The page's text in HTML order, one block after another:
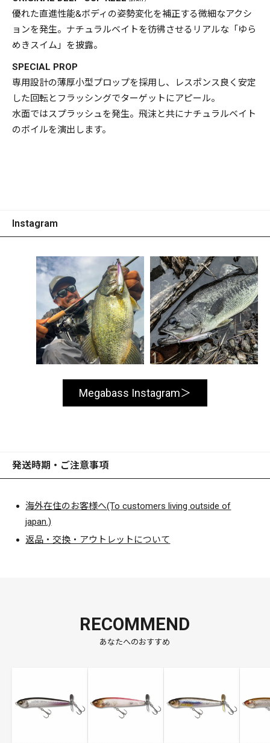
優れた直進性能&ボディの姿勢変化を補正する微細なアクシ
ョンを発生。ナチュラルベイトを彷彿させるリアルな「ゆら
めきスイム」を披露。
SPECIAL PROP
専用設計の薄厚小型プロップを採用し、レスポンス良く安定
した回転とフラッシングでターゲットにアピール。
水面ではスプラッシュを発生。飛沫と共にナチュラルベイト
のボイルを演出します。
Instagram
Megabass Instagram
発送時期・ご注意事項
海外在住のお客様へ(To customers living outside of
japan.)
返品・交換・アウトレットについて
RECOMMEND
あなたへのおすすめ